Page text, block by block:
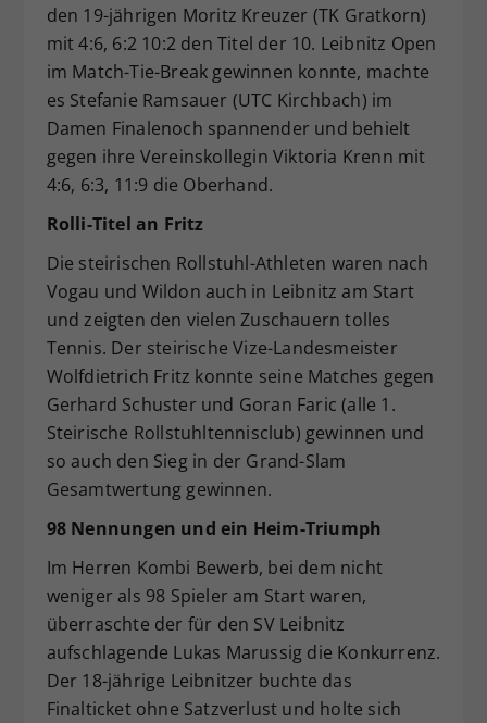
den 19-jährigen Moritz Kreuzer (TK Gratkorn)
mit 4:6, 6:2 10:2 den Titel der 10. Leibnitz Open
im Match-Tie-Break gewinnen konnte, machte
es Stefanie Ramsauer (UTC Kirchbach) im
Damen Finalenoch spannender und behielt
gegen ihre Vereinskollegin Viktoria Krenn mit
4:6, 6:3, 11:9 die Oberhand.
Rolli-Titel an Fritz
Die steirischen Rollstuhl-Athleten waren nach
Vogau und Wildon auch in Leibnitz am Start
und zeigten den vielen Zuschauern tolles
Tennis. Der steirische Vize-Landesmeister
Wolfdietrich Fritz konnte seine Matches gegen
Gerhard Schuster und Goran Faric (alle 1.
Steirische Rollstuhltennisclub) gewinnen und
so auch den Sieg in der Grand-Slam
Gesamtwertung gewinnen.
98 Nennungen und ein Heim-Triumph
Im Herren Kombi Bewerb, bei dem nicht
weniger als 98 Spieler am Start waren,
überraschte der für den SV Leibnitz
aufschlagende Lukas Marussig die Konkurrenz.
Der 18-jährige Leibnitzer buchte das
Finalticket ohne Satzverlust und holte sich